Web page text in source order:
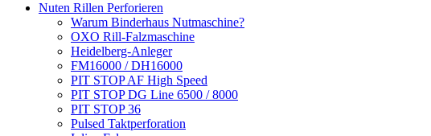
Nuten Rillen Perforieren
Warum Binderhaus Nutmaschine?
OXO Rill-Falzmaschine
Heidelberg-Anleger
FM16000 / DH16000
PIT STOP AF High Speed
PIT STOP DG Line 6500 / 8000
PIT STOP 36
Pulsed Taktperforation